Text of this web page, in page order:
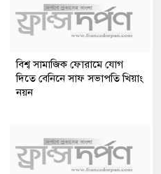
বিশ্ব সামাজিক ফোরামে যোগ
দিতে বেনিনে সাফ সভাপতি খিয়াং
নয়ন